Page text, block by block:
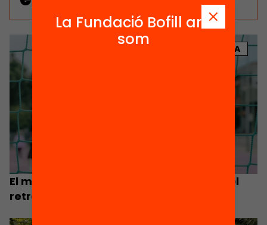
NOTÍCIA
El model de concerts actual agreujarà el
retrocés de l’escola pública
La Fundació Bofill ara
som